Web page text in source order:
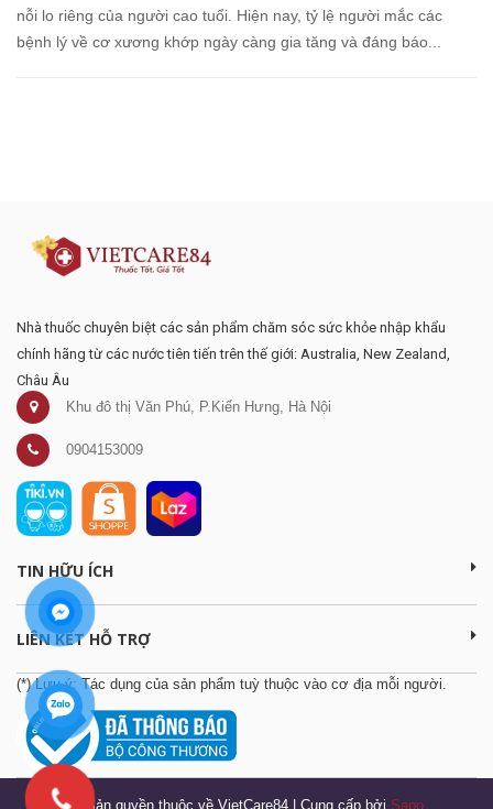
nỗi lo riêng của người cao tuổi. Hiện nay, tỷ lệ người mắc các
bệnh lý về cơ xương khớp ngày càng gia tăng và đáng báo...
Nhà thuốc chuyên biệt các sản phẩm chăm sóc sức khỏe nhập khẩu
chính hãng từ các nước tiên tiến trên thế giới: Australia, New Zealand,
Châu Âu
Khu đô thị Văn Phú, P.Kiến Hưng, Hà Nội
0904153009
TIN HỮU ÍCH
LIÊN KẾT HỖ TRỢ
(*) Lưu ý: Tác dụng của sản phẩm tuỳ thuộc vào cơ địa mỗi người.
© Bản quyền thuộc về VietCare84 Cung cấp bởi Sapo